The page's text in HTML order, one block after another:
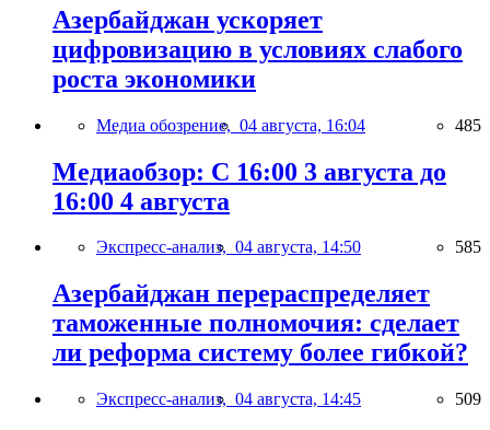
Азербайджан ускоряет
цифровизацию в условиях слабого
роста экономики
Медиа обозрение, 04 августа, 16:04 485
Медиаобзор: С 16:00 3 августа до
16:00 4 августа
Экспресс-анализ, 04 августа, 14:50 585
Азербайджан перераспределяет
таможенные полномочия: сделает
ли реформа систему более гибкой?
Экспресс-анализ, 04 августа, 14:45 509